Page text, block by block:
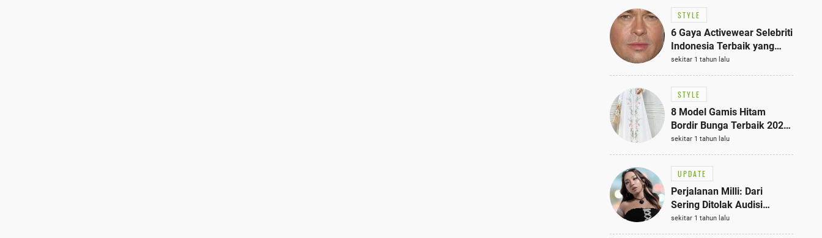
STYLE
6 Gaya Activewear Selebriti
Indonesia Terbaik yang
Bisa Jadi Inspirasi
Fashionmu
sekitar 1 tahun lalu
STYLE
8 Model Gamis Hitam
Bordir Bunga Terbaik 2025,
Stylish untuk Hangout
hingga Acara Semi-Formal
sekitar 1 tahun lalu
UPDATE
Perjalanan Milli: Dari
Sering Ditolak Audisi
hingga Menjadi Rapper Top
10 Thailand
sekitar 1 tahun lalu